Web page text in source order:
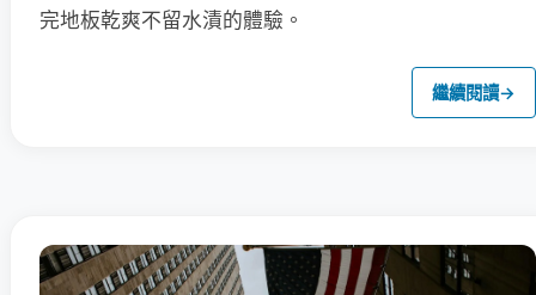
完地板乾爽不留水漬的體驗。
繼續閱讀→